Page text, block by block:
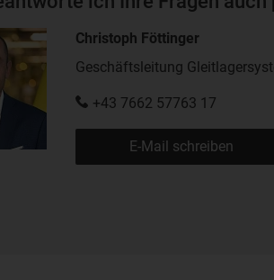
Christoph Föttinger
Geschäftsleitung
+43 7662 57763 17
E-Mail schreiben